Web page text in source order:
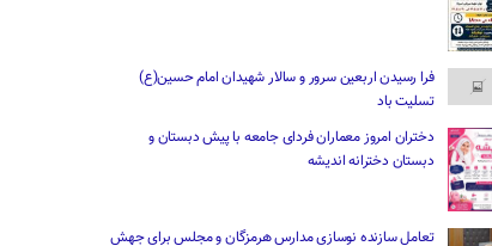
فرا رسیدن اربعین سرور و سالار شهیدان امام حسین(ع)
تسلیت باد
دختران امروز معماران فردای جامعه با پیش دبستان و
دبستان دخترانه اندیشه
تعامل سازنده نوسازی مدارس هرمزگان و مجلس برای جهش